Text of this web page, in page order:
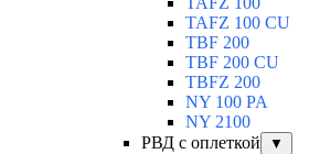
TAFZ 100 CU
TBF 200
TBF 200 CU
TBFZ 200
NY 100 PA
NY 2100
РВД с оплеткой
▼